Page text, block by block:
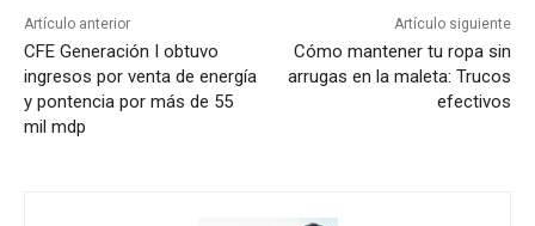
Artículo anterior
CFE Generación I obtuvo
ingresos por venta de energía
y pontencia por más de 55
mil mdp
Artículo siguiente
Cómo mantener tu ropa sin
arrugas en la maleta: Trucos
efectivos